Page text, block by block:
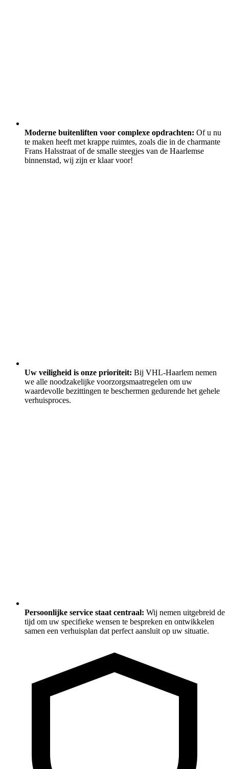
Moderne buitenliften voor complexe opdrachten: Of u nu
te maken heeft met krappe ruimtes, zoals die in de charmante
Frans Halsstraat of de smalle steegjes van de Haarlemse
binnenstad, wij zijn er klaar voor!
Uw veiligheid is onze prioriteit: Bij VHL-Haarlem nemen
we alle noodzakelijke voorzorgsmaatregelen om uw
waardevolle bezittingen te beschermen gedurende het gehele
verhuisproces.
Persoonlijke service staat centraal: Wij nemen uitgebreid de
tijd om uw specifieke wensen te bespreken en ontwikkelen
samen een verhuisplan dat perfect aansluit op uw situatie.